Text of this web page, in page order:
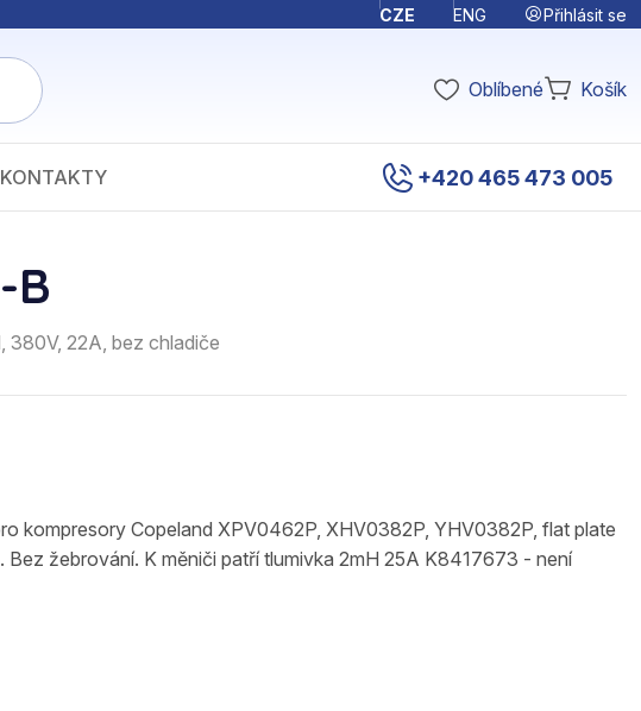
CZE ENG Přihlásit se
Oblíbené Košík
KONTAKTY +420 465 473 005
B
380V, 22A, bez chladiče
kompresory Copeland XPV0462P, XHV0382P, YHV0382P, flat plate
žebrování. K měniči patří tlumivka 2mH 25A K8417673 - není